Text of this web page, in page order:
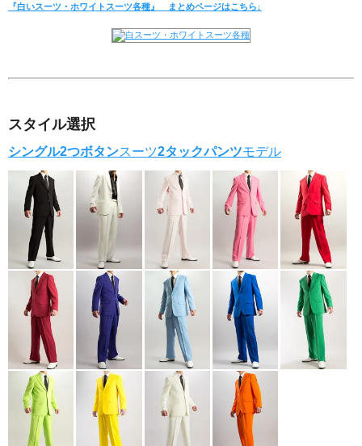
『白いスーツ・ホワイトスーツ各種』 まとめページはこちら↓
スタイル選択
シングル2つボタンスーツ2タックパンツモデル